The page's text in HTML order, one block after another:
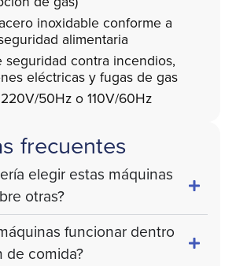
inoxidable conforme a
alimentaria
seguridad contra incendios,
eléctricas y fugas de gas
50Hz o 110V/60Hz
frecuentes
elegir estas máquinas
otras?
funcionar dentro
de comida?